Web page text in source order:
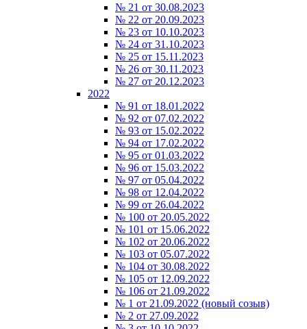
№ 21 от 30.08.2023
№ 22 от 20.09.2023
№ 23 от 10.10.2023
№ 24 от 31.10.2023
№ 25 от 15.11.2023
№ 26 от 30.11.2023
№ 27 от 20.12.2023
2022
№ 91 от 18.01.2022
№ 92 от 07.02.2022
№ 93 от 15.02.2022
№ 94 от 17.02.2022
№ 95 от 01.03.2022
№ 96 от 15.03.2022
№ 97 от 05.04.2022
№ 98 от 12.04.2022
№ 99 от 26.04.2022
№ 100 от 20.05.2022
№ 101 от 15.06.2022
№ 102 от 20.06.2022
№ 103 от 05.07.2022
№ 104 от 30.08.2022
№ 105 от 12.09.2022
№ 106 от 21.09.2022
№ 1 от 21.09.2022 (новый созыв)
№ 2 от 27.09.2022